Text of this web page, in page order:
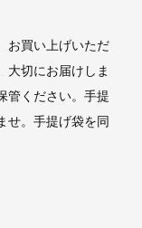
お買い上げいただ
大切にお届けしま
管ください。手提
せ。手提げ袋を同